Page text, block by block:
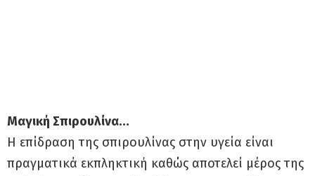
Μαγική Σπιρουλίνα…
Η επίδραση της σπιρουλίνας στην υγεία είναι
πραγματικά εκπληκτική καθώς αποτελεί μέρος της